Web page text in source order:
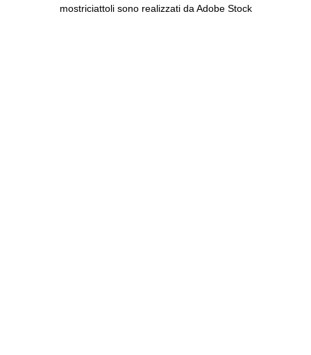
mostriciattoli sono realizzati da Adobe Stock